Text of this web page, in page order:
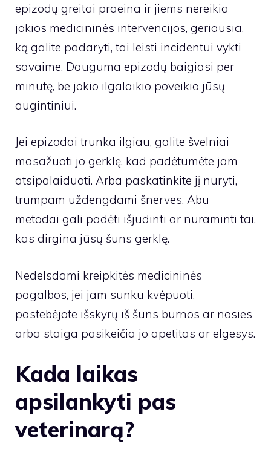
epizodų greitai praeina ir jiems nereikia
jokios medicininės intervencijos, geriausia,
ką galite padaryti, tai leisti incidentui vykti
savaime. Dauguma epizodų baigiasi per
minutę, be jokio ilgalaikio poveikio jūsų
augintiniui.
Jei epizodai trunka ilgiau, galite švelniai
masažuoti jo gerklę, kad padėtumėte jam
atsipalaiduoti. Arba paskatinkite jį nuryti,
trumpam uždengdami šnerves. Abu
metodai gali padėti išjudinti ar nuraminti tai,
kas dirgina jūsų šuns gerklę.
Nedelsdami kreipkitės medicininės
pagalbos, jei jam sunku kvėpuoti,
pastebėjote išskyrų iš šuns burnos ar nosies
arba staiga pasikeičia jo apetitas ar elgesys.
Kada laikas
apsilankyti pas
veterinarą?